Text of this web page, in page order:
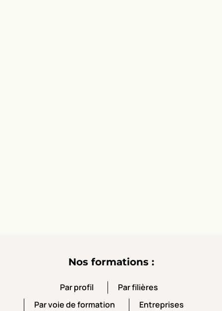
Nos formations :
Par profil
Par profil
Par filières
Par filières
Par voie de formation
Entreprises